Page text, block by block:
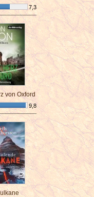
7,3
von Oxford
9,8